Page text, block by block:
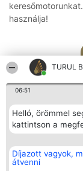
TURUL
06:51
Helló, örömmel
kattintson a
Díjazott vagyok,
átvenni
használja!
Rangsorszervező
SC Beautiful Company
Bulevardul Aleea Timișul